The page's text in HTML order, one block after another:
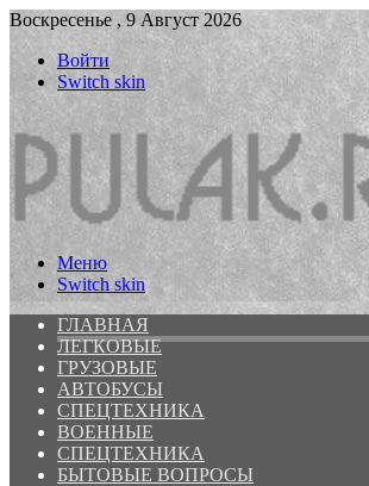
Воскресенье , 9 Август 2026
Войти
Switch skin
Меню
Switch skin
ГЛАВНАЯ
ЛЕГКОВЫЕ
ГРУЗОВЫЕ
АВТОБУСЫ
СПЕЦТЕХНИКА
ВОЕННЫЕ
СПЕЦТЕХНИКА
БЫТОВЫЕ ВОПРОСЫ